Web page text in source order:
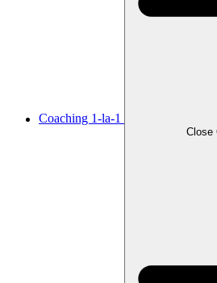
Coaching 1-la-1
Close